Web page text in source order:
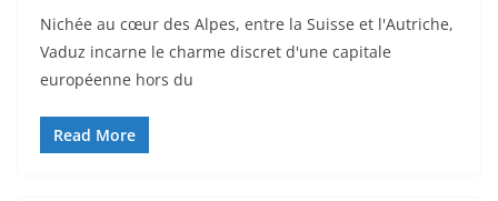
Nichée au cœur des Alpes, entre la Suisse et l'Autriche,
Vaduz incarne le charme discret d'une capitale
européenne hors du
Read More